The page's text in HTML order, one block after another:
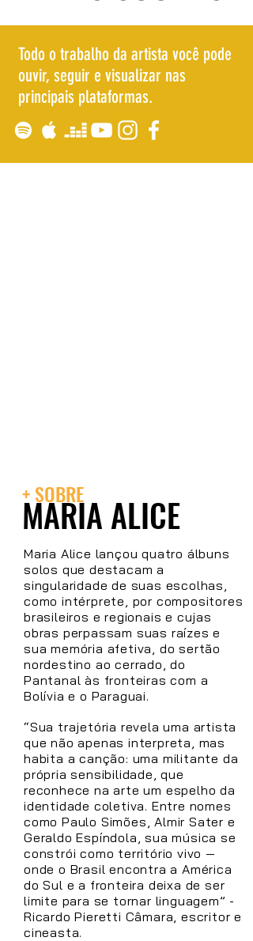
Todo o trabalho da artista você pode
ouvir, seguir e visualizar nas
principais plataformas.
MARIA ALICE
+ SOBRE
Maria Alice lançou quatro álbuns
solos que destacam a
singularidade de suas escolhas,
como intérprete, por compositores
brasileiros e regionais e cujas
obras perpassam suas raízes e
sua memória afetiva, do sertão
nordestino ao cerrado, do
Pantanal às fronteiras com a
Bolívia e o Paraguai.
“Sua trajetória revela uma artista
que não apenas interpreta, mas
habita a canção: uma militante da
própria sensibilidade, que
reconhece na arte um espelho da
identidade coletiva. Entre nomes
como Paulo Simões, Almir Sater e
Geraldo Espíndola, sua música se
constrói como território vivo —
onde o Brasil encontra a América
do Sul e a fronteira deixa de ser
limite para se tornar linguagem” -
Ricardo Pieretti Câmara, escritor e
cineasta.